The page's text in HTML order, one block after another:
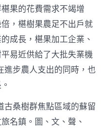
果的花費需求不竭增
，椹樹果農足不出戶就
成長，椹果加工企業、
易近供給了大批失業機
步農人支出的同時，也
桑樹群焦點區域的蘇留
名鎮。圖、文、聲、